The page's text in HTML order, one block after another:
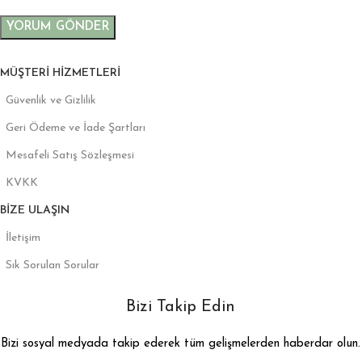
MÜŞTERI HIZMETLERI
Güvenlik ve Gizlilik
Geri Ödeme ve İade Şartları
Mesafeli Satış Sözleşmesi
KVKK
BIZE ULAŞIN
İletişim
Sık Sorulan Sorular
Bizi Takip Edin
Bizi sosyal medyada takip ederek tüm gelişmelerden haberdar olun.